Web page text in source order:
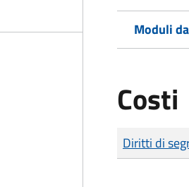
Moduli
Costi
Tipo di
Importo
Diritti di